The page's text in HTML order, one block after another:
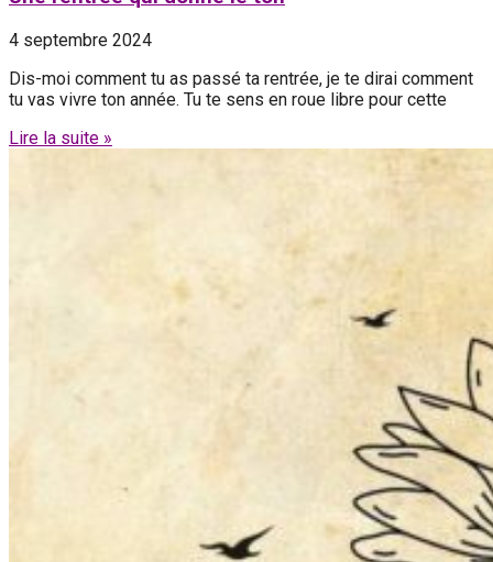
4 septembre 2024
Dis-moi comment tu as passé ta rentrée, je te dirai comment
tu vas vivre ton année. Tu te sens en roue libre pour cette
Lire la suite »